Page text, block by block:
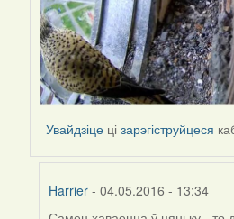
Увайдзіце цізарэгіструйцеся
Harrier- 04.05.2016 - 13:34